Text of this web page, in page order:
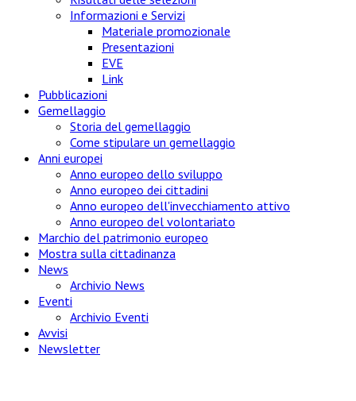
Informazioni e Servizi
Materiale promozionale
Presentazioni
EVE
Link
Pubblicazioni
Gemellaggio
Storia del gemellaggio
Come stipulare un gemellaggio
Anni europei
Anno europeo dello sviluppo
Anno europeo dei cittadini
Anno europeo dell'invecchiamento attivo
Anno europeo del volontariato
Marchio del patrimonio europeo
Mostra sulla cittadinanza
News
Archivio News
Eventi
Archivio Eventi
Avvisi
Newsletter